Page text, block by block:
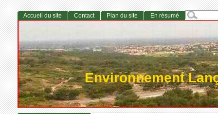
Environnement
Accueil du site Contact Plan du site En résumé